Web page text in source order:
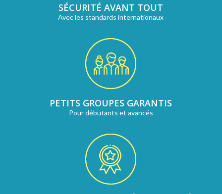
SÉCURITÉ AVANT TOUT
Avec les standards internationaux
PETITS GROUPES GARANTIS
Pour débutants et avancés